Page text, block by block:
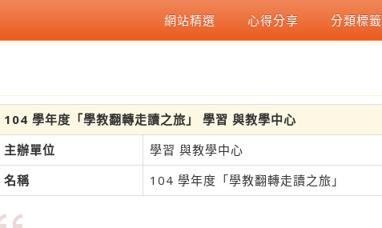
網站精選 心得分享 分類標籤
104 學年度「學教翻轉走讀之旅」 學習 與教學中心
主辦單位
學習 與教學中心
名稱
104 學年度「學教翻轉走讀之旅」